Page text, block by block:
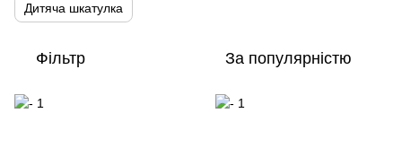
Дитяча шкатулка
Фільтр За популярністю